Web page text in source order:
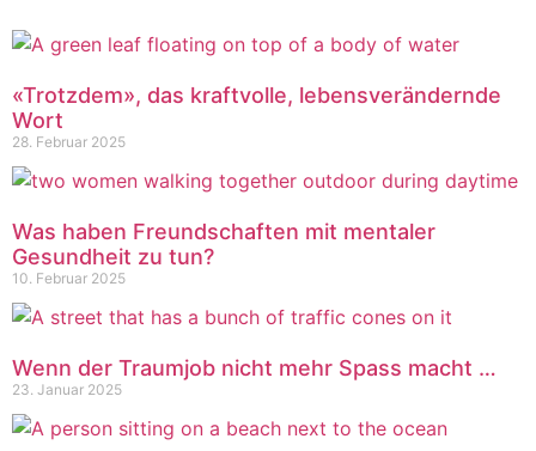
«Trotzdem», das kraftvolle, lebensverändernde
Wort
28. Februar 2025
Was haben Freundschaften mit mentaler
Gesundheit zu tun?
10. Februar 2025
Wenn der Traumjob nicht mehr Spass macht …
23. Januar 2025